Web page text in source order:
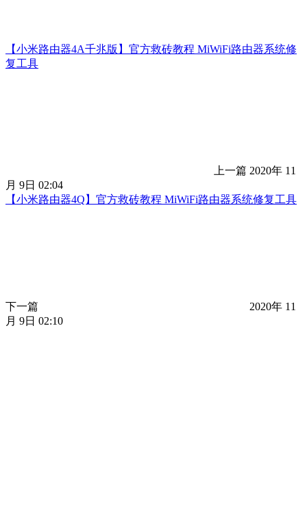
【小米路由器4A千兆版】官方救砖教程 MiWiFi路由器系统修
复工具
上一篇 2020年 11
月 9日 02:04
【小米路由器4Q】官方救砖教程 MiWiFi路由器系统修复工具
下一篇
2020年 11
月 9日 02:10